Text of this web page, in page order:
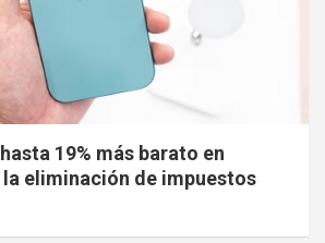
19% más barato en
eliminación de impuestos